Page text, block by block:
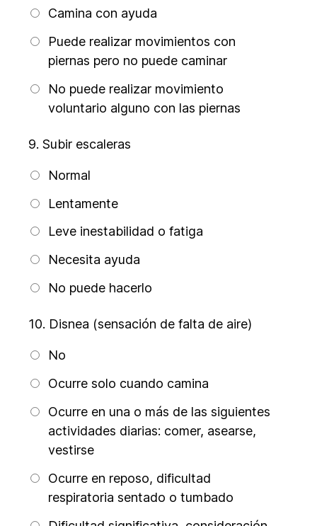
Camina con ayuda
Puede realizar movimientos con
piernas pero no puede caminar
No puede realizar movimiento
voluntario alguno con las piernas
9. Subir escaleras
Normal
Lentamente
Leve inestabilidad o fatiga
Necesita ayuda
No puede hacerlo
10. Disnea (sensación de falta de aire)
No
Ocurre solo cuando camina
Ocurre en una o más de las siguientes
actividades diarias: comer, asearse,
vestirse
Ocurre en reposo, dificultad
respiratoria sentado o tumbado